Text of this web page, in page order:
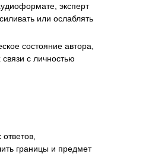
эксперт
или ослаблять
состояние автора,
с личностью
границы и предмет